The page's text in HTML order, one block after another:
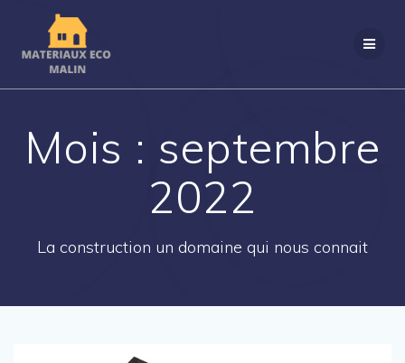
Mois : septembre
2022
La construction un domaine qui nous connait